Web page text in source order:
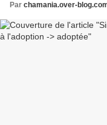
Par chamania.over-